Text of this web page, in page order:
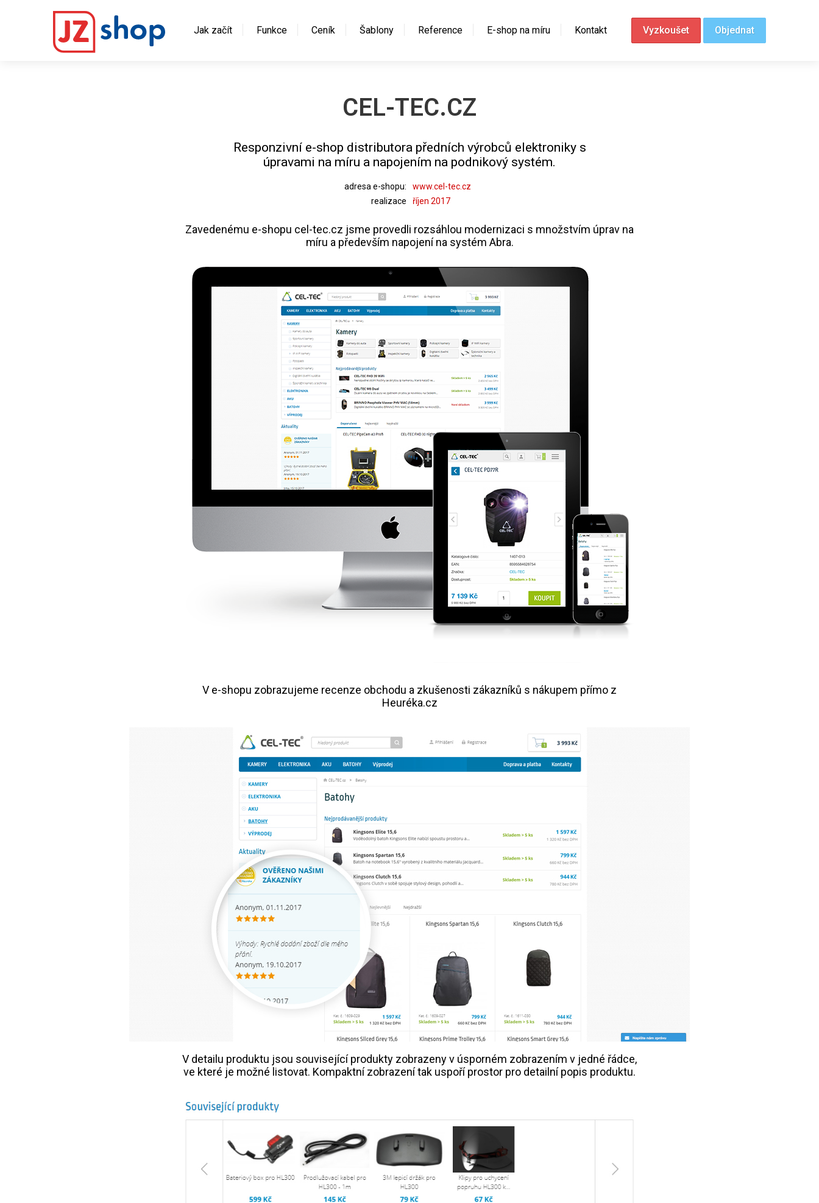
Jak začít Funkce Ceník Šablony Reference E-shop na míru Kontakt Vyzkoušet Objednat
CEL-TEC.CZ
Responzivní e-shop distributora předních výrobců elektroniky s
úpravami na míru a napojením na podnikový systém.
adresa e-shopu:
www.cel-tec.cz
realizace
říjen 2017
Zavedenému e-shopu cel-tec.cz jsme provedli rozsáhlou modernizaci s množstvím úprav na
míru a především napojení na systém Abra.
V e-shopu zobrazujeme recenze obchodu a zkušenosti zákazníků s nákupem přímo z
Heuréka.cz
V detailu produktu jsou související produkty zobrazeny v úsporném zobrazením v jedné řádce,
ve které je možné listovat. Kompaktní zobrazení tak uspoří prostor pro detailní popis produktu.